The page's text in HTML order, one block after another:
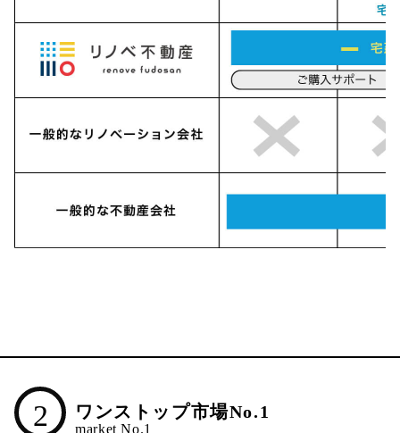
2 ワンストップ市場No.1